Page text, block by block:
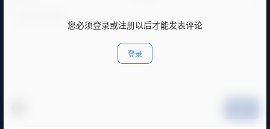
您必须登录或注册以后才能发表评论
登录